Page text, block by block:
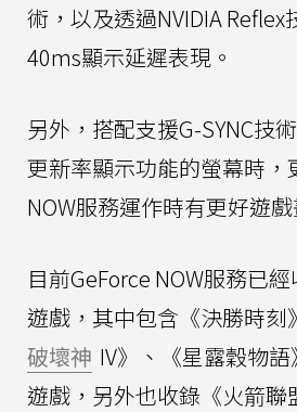
術，以及透過NVIDIA Reflex
40ms顯示延遲表現。
另外，搭配支援G-SYNC技
更新率顯示功能的螢幕時，
NOW服務運作時有更好遊戲
目前GeForce NOW服務已
遊戲，其中包含《決勝時刻
破壞神 IV》、《星露穀物
遊戲，另外也收錄《火箭聯